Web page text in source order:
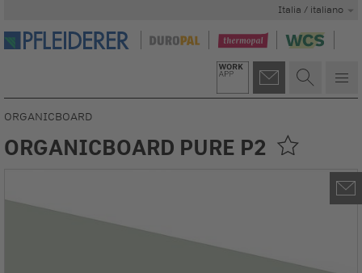
Italia / italiano
ORGANICBOARD
ORGANICBOARD PURE P2